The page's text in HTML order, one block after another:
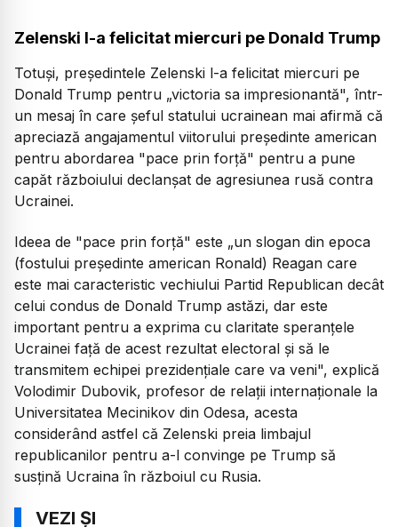
Zelenski l-a felicitat miercuri pe Donald Trump
Totuşi, preşedintele Zelenski l-a felicitat miercuri pe
Donald Trump pentru „victoria sa impresionantă", într-
un mesaj în care şeful statului ucrainean mai afirmă că
apreciază angajamentul viitorului preşedinte american
pentru abordarea "pace prin forţă" pentru a pune
capăt războiului declanşat de agresiunea rusă contra
Ucrainei.
Ideea de "pace prin forţă" este „un slogan din epoca
(fostului preşedinte american Ronald) Reagan care
este mai caracteristic vechiului Partid Republican decât
celui condus de Donald Trump astăzi, dar este
important pentru a exprima cu claritate speranţele
Ucrainei faţă de acest rezultat electoral şi să le
transmitem echipei prezidenţiale care va veni", explică
Volodimir Dubovik, profesor de relaţii internaţionale la
Universitatea Mecinikov din Odesa, acesta
considerând astfel că Zelenski preia limbajul
republicanilor pentru a-l convinge pe Trump să
susţină Ucraina în războiul cu Rusia.